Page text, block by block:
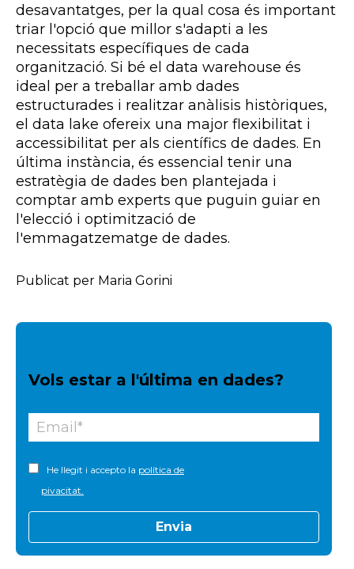
desavantatges, per la qual cosa és important
triar l'opció que millor s'adapti a les
necessitats específiques de cada
organització. Si bé el data warehouse és
ideal per a treballar amb dades
estructurades i realitzar anàlisis històriques,
el data lake ofereix una major flexibilitat i
accessibilitat per als científics de dades. En
última instància, és essencial tenir una
estratègia de dades ben plantejada i
comptar amb experts que puguin guiar en
l'elecció i optimització de
l'emmagatzematge de dades.
Publicat per Maria Gorini
Vols estar a l'última en dades?
He llegit i accepto la política de
pivacitat.